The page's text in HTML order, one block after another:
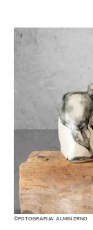
©FOTOGRAFIJA: ALMIN ZRNO